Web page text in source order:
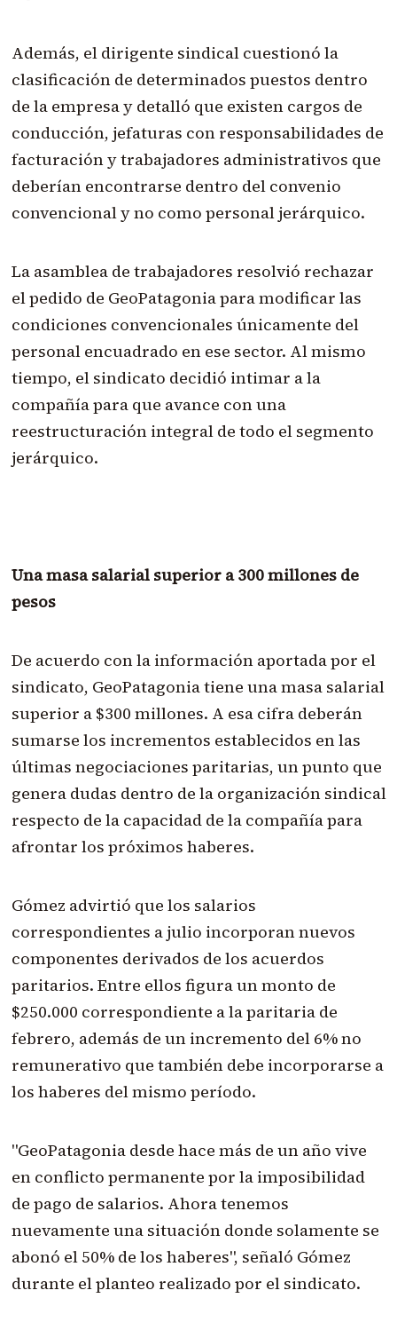
Además, el dirigente sindical cuestionó la
clasificación de determinados puestos dentro
de la empresa y detalló que existen cargos de
conducción, jefaturas con responsabilidades de
facturación y trabajadores administrativos que
deberían encontrarse dentro del convenio
convencional y no como personal jerárquico.
La asamblea de trabajadores resolvió rechazar
el pedido de GeoPatagonia para modificar las
condiciones convencionales únicamente del
personal encuadrado en ese sector. Al mismo
tiempo, el sindicato decidió intimar a la
compañía para que avance con una
reestructuración integral de todo el segmento
jerárquico.
Una masa salarial superior a 300 millones de
pesos
De acuerdo con la información aportada por el
sindicato, GeoPatagonia tiene una masa salarial
superior a $300 millones. A esa cifra deberán
sumarse los incrementos establecidos en las
últimas negociaciones paritarias, un punto que
genera dudas dentro de la organización sindical
respecto de la capacidad de la compañía para
afrontar los próximos haberes.
Gómez advirtió que los salarios
correspondientes a julio incorporan nuevos
componentes derivados de los acuerdos
paritarios. Entre ellos figura un monto de
$250.000 correspondiente a la paritaria de
febrero, además de un incremento del 6% no
remunerativo que también debe incorporarse a
los haberes del mismo período.
"GeoPatagonia desde hace más de un año vive
en conflicto permanente por la imposibilidad
de pago de salarios. Ahora tenemos
nuevamente una situación donde solamente se
abonó el 50% de los haberes", señaló Gómez
durante el planteo realizado por el sindicato.